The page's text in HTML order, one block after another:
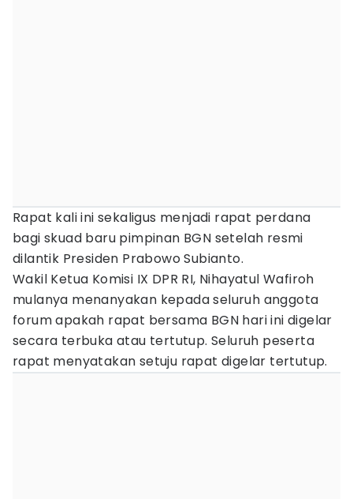
Rapat kali ini sekaligus menjadi rapat perdana
bagi skuad baru pimpinan BGN setelah resmi
dilantik Presiden Prabowo Subianto.
Wakil Ketua Komisi IX DPR RI, Nihayatul Wafiroh
mulanya menanyakan kepada seluruh anggota
forum apakah rapat bersama BGN hari ini digelar
secara terbuka atau tertutup. Seluruh peserta
rapat menyatakan setuju rapat digelar tertutup.